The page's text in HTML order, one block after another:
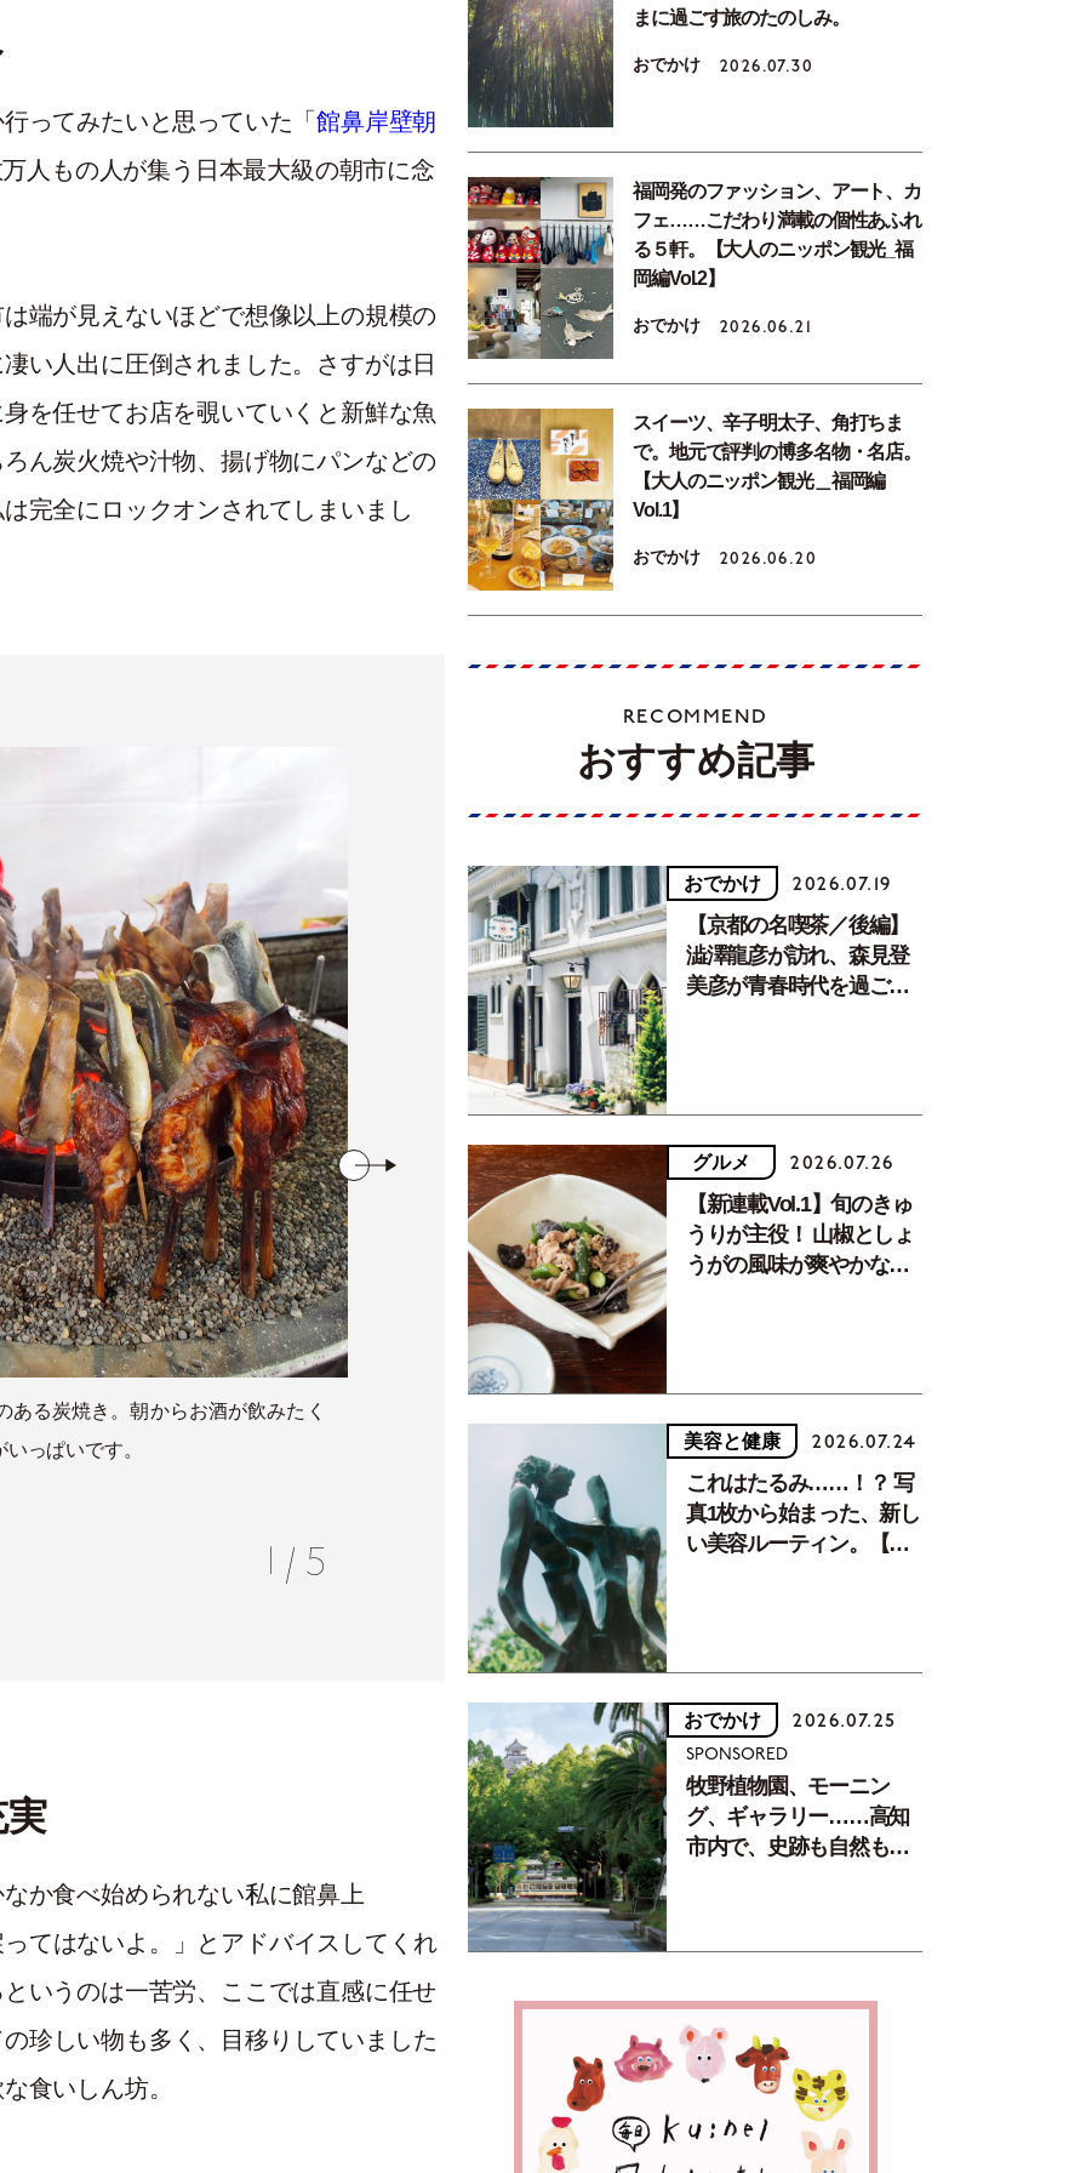
ってみたいと思っていた「館鼻岸壁朝
人もの人が集う日本最大級の朝市に念
端が見えないほどで想像以上の規模の
い人出に圧倒されました。 さすがは日
を任せてお店を覗いていくと 新鮮な魚
ん炭火焼や汁物、揚げ物にパンなどの
完全にロックオンされてしまいまし
ある炭焼き。朝からお酒が飲みたく
っぱいです。
対間違いない美味しそうな顔をしていてます。
1 / 5
か食べ始められない私に館鼻上
ってはないよ。」とア ドバイスしてくれ
いうのは一苦労、 ここ では直感に任せ
の珍 しい物も多 く、 目移 りしていました
な食いしん坊。
まに過ごす旅のたのしみ。
おでかけ 2026.07.30
福岡発のファッション、アート、カ
フェ……こだわり満載の個性あふれ
る５軒。【大人のニッポン観光_福
岡編Vol.2】
おでかけ 2026.06.21
スイーツ、辛子明太子、角打ちま
で。地元で評判の博多名物・名店。
【大人のニッポン観光＿福岡編
Vol.1】
おでかけ 2026.06.20
RECOMMEND
おすすめ記事
おでかけ 2026.07.19
【京都の名喫茶／後編】
澁澤龍彦が訪れ、森見登
美彦が青春時代を過ごし
グルメ 2026.07.26
【新連載Vol.1】旬のきゅ
うりが主役！ 山椒としょ
うがの風味が爽やかな、
美容と健康 2026.07.24
これはたるみ……！？ 写
真1枚から始まった、新し
い美容ルーティン。【中
おでかけ 2026.07.25
SPONSORED
牧野植物園、モーニン
グ、ギャラリー……高知
市内で、史跡も自然もグ